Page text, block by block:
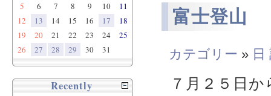
富士登山
カテゴリー » 日
７月２５日
5
6 7 8 9 10
11
12
13 14 15 16 17
18
19
20 21 22 23 24
25
26
27 28 29 30 31
Recently